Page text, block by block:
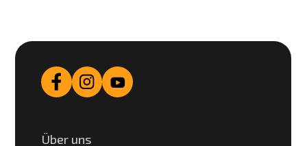
Über uns